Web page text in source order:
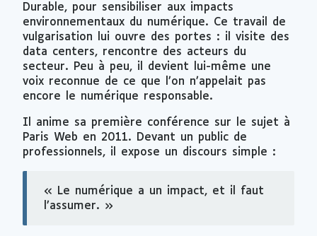
Durable, pour sensibiliser aux impacts
environnementaux du numérique. Ce travail de
vulgarisation lui ouvre des portes : il visite des
data centers, rencontre des acteurs du
secteur. Peu à peu, il devient lui-même une
voix reconnue de ce que l’on n’appelait pas
encore le numérique responsable.
Il anime sa première conférence sur le sujet à
Paris Web en 2011. Devant un public de
professionnels, il expose un discours simple :
« Le numérique a un impact, et il faut
l’assumer. »